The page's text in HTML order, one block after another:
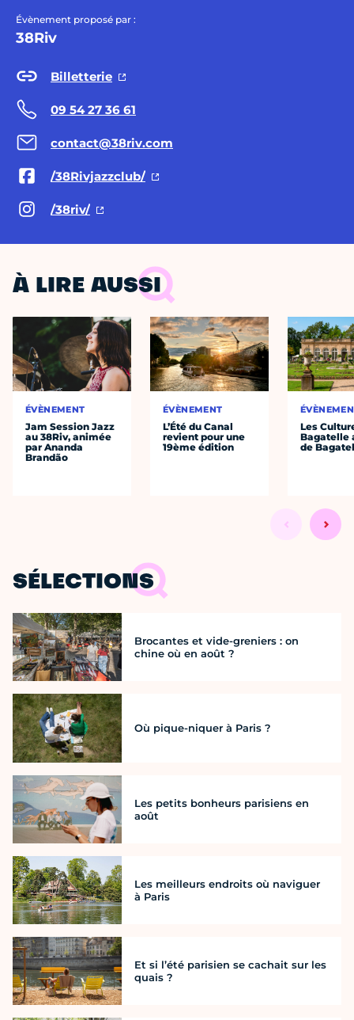
Évènement proposé par :
38Riv
Billetterie
09 54 27 36 61
contact@38riv.com
/38Rivjazzclub/
/38riv/
À LIRE AUSSI
ÉVÈNEMENT
Jam Session Jazz
au 38Riv, animée
par Ananda
Brandão
ÉVÈNEMENT
L’Été du Canal
revient pour une
19ème édition
Les
Bagatelle
de
SÉLECTIONS
Brocantes et vide-greniers : on
chine où en août ?
Où pique-niquer à Paris ?
Les petits bonheurs parisiens en
août
Les meilleurs endroits où naviguer
à Paris
Et si l’été parisien se cachait sur les
quais ?